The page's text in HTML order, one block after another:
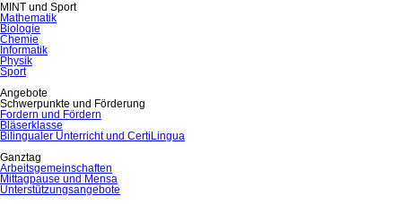
MINT und Sport
Mathematik
Biologie
Chemie
Informatik
Physik
Sport
Angebote
Schwerpunkte und Förderung
Fordern und Fördern
Bläserklasse
Bilingualer Unterricht und CertiLingua
Ganztag
Arbeitsgemeinschaften
Mittagpause und Mensa
Unterstützungsangebote